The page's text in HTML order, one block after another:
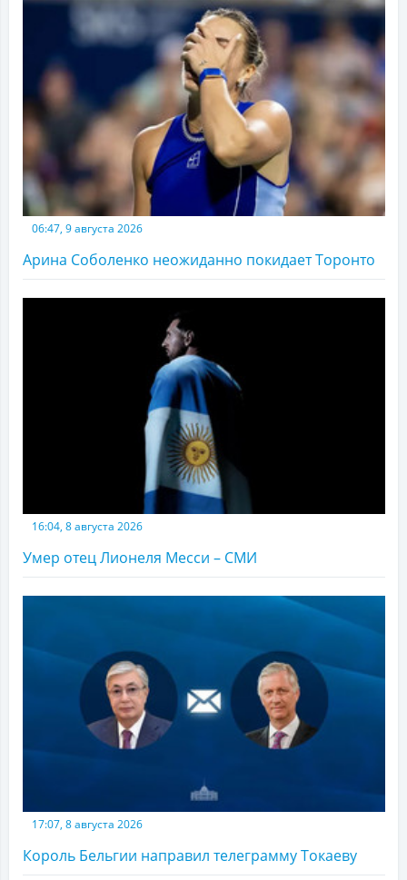
06:47, 9 августа 2026
Арина Соболенко неожиданно покидает Торонто
16:04, 8 августа 2026
Умер отец Лионеля Месси – СМИ
17:07, 8 августа 2026
Король Бельгии направил телеграмму Токаеву